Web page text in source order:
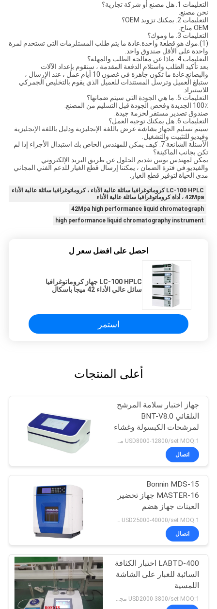
التعليمات 1. هل مصنع أو شركة تجارية؟
نحن مصنع.
التعليمات 2. يمكنك تزويد OEM؟
OEM متاح.
التعليمات 3. ما وموك؟
(1).موك هو قطعة واحدة.عادة ما يتم طلب المستلزمات التي تستخدم لمرة
واحدة على الأقل صندوق واحد.
التعليمات 4. ماذا عن معالجة الطلب والمهلة؟
بعد تأكيد الطلب واستلام الدفعة المقدمة ، سنقوم بإعداد الآلات
والبضائع.عادة ما تكون جاهزة في غضون 10 أيام عمل ، عند الإرسال ،
ستبلغ العميل وترسل المستندات للعميل الذي يقوم بالتخليص الجمركي
للاستيراد.
التعليمات 5. ما هي الجودة التي سيتم ضمانها؟
100٪ الجديدة وفحص الجودة قبل التسليم من المصنع.
صندوق تصدير مستقر لحزمة جيدة.
التعليمات 6. هل يمكنك توجيه العمل؟
سيتم تسليم الجهاز بشاشة عرض باللغة الإنجليزية ودليل باللغة الإنجليزية
وفيديو للتثبيت والتشغيل.
الأسئلة الشائعة 7. كيف يمكن للمهندس الخاص بك استبدال الأجزاء إذا لم
تكن بجانب الماكينة؟
يمكن لمهندس بونين تقديم الحلول عن طريق البريد الإلكتروني
والفيديو.في فترة الضمان ، يمكننا إرسال قطع الغيار للدعم الفني المجاني
مدى الحياة لتوفير قطع الغيار.
LC-100 HPLC كروماتوغرافيا سائلة عالية الأداء ، كروماتوغرافيا سائلة عالية الأداء
42Mpa ، أداة كروماتوغرافيا سائلة عالية الأداء
42Mpa high performance liquid chromatograph
high performance liquid chromatography instrument
احصل على افضل سعر ل
LC-100 HPLC جهاز كروماتوغرافيا
سائل عالي الأداء 42 ميجا باسكال
استمر
أعلى المنتجات
جهاز اختبار سلامة المرشح
التلقائي BNT-V8.0
لمرشحات الكبسولة وغشاء
الترشيح الفائق
اتصال
Bonnin MDS-15
MASTER-16 جهاز تحضير
العينات جهاز هضم
الموجات الدقيقة
اتصال
LABTD-400 اختبار الكثافة
السائبة للغبار على الشاشة
اللمسية
USD2000-3800/set MOQ:1 مجموعة